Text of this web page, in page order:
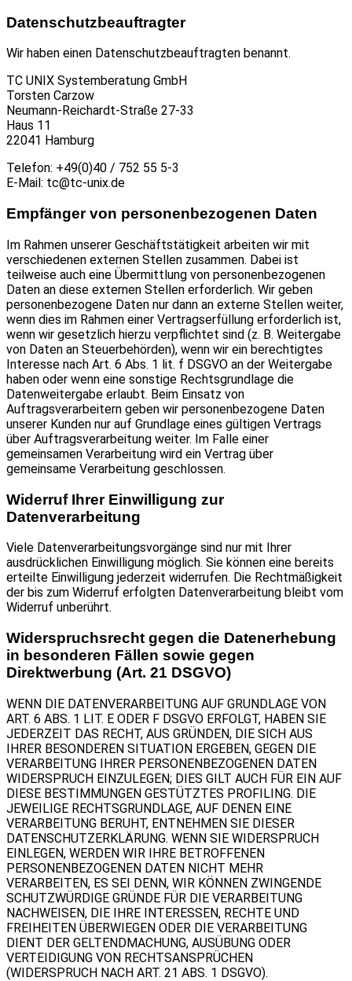
Datenschutz­beauftragter
Wir haben einen Datenschutzbeauftragten benannt.
TC UNIX Systemberatung GmbH
Torsten Carzow
Neumann-Reichardt-Straße 27-33
Haus 11
22041 Hamburg
Telefon: +49(0)40 / 752 55 5-3
E-Mail: tc@tc-unix.de
Empfänger von personenbezogenen Daten
Im Rahmen unserer Geschäftstätigkeit arbeiten wir mit
verschiedenen externen Stellen zusammen. Dabei ist
teilweise auch eine Übermittlung von personenbezogenen
Daten an diese externen Stellen erforderlich. Wir geben
personenbezogene Daten nur dann an externe Stellen weiter,
wenn dies im Rahmen einer Vertragserfüllung erforderlich ist,
wenn wir gesetzlich hierzu verpflichtet sind (z. B. Weitergabe
von Daten an Steuerbehörden), wenn wir ein berechtigtes
Interesse nach Art. 6 Abs. 1 lit. f DSGVO an der Weitergabe
haben oder wenn eine sonstige Rechtsgrundlage die
Datenweitergabe erlaubt. Beim Einsatz von
Auftragsverarbeitern geben wir personenbezogene Daten
unserer Kunden nur auf Grundlage eines gültigen Vertrags
über Auftragsverarbeitung weiter. Im Falle einer
gemeinsamen Verarbeitung wird ein Vertrag über
gemeinsame Verarbeitung geschlossen.
Widerruf Ihrer Einwilligung zur
Datenverarbeitung
Viele Datenverarbeitungsvorgänge sind nur mit Ihrer
ausdrücklichen Einwilligung möglich. Sie können eine bereits
erteilte Einwilligung jederzeit widerrufen. Die Rechtmäßigkeit
der bis zum Widerruf erfolgten Datenverarbeitung bleibt vom
Widerruf unberührt.
Widerspruchsrecht gegen die Datenerhebung
in besonderen Fällen sowie gegen
Direktwerbung (Art. 21 DSGVO)
WENN DIE DATENVERARBEITUNG AUF GRUNDLAGE VON
ART. 6 ABS. 1 LIT. E ODER F DSGVO ERFOLGT, HABEN SIE
JEDERZEIT DAS RECHT, AUS GRÜNDEN, DIE SICH AUS
IHRER BESONDEREN SITUATION ERGEBEN, GEGEN DIE
VERARBEITUNG IHRER PERSONENBEZOGENEN DATEN
WIDERSPRUCH EINZULEGEN; DIES GILT AUCH FÜR EIN AUF
DIESE BESTIMMUNGEN GESTÜTZTES PROFILING. DIE
JEWEILIGE RECHTSGRUNDLAGE, AUF DENEN EINE
VERARBEITUNG BERUHT, ENTNEHMEN SIE DIESER
DATENSCHUTZERKLÄRUNG. WENN SIE WIDERSPRUCH
EINLEGEN, WERDEN WIR IHRE BETROFFENEN
PERSONENBEZOGENEN DATEN NICHT MEHR
VERARBEITEN, ES SEI DENN, WIR KÖNNEN ZWINGENDE
SCHUTZWÜRDIGE GRÜNDE FÜR DIE VERARBEITUNG
NACHWEISEN, DIE IHRE INTERESSEN, RECHTE UND
FREIHEITEN ÜBERWIEGEN ODER DIE VERARBEITUNG
DIENT DER GELTENDMACHUNG, AUSÜBUNG ODER
VERTEIDIGUNG VON RECHTSANSPRÜCHEN
(WIDERSPRUCH NACH ART. 21 ABS. 1 DSGVO).